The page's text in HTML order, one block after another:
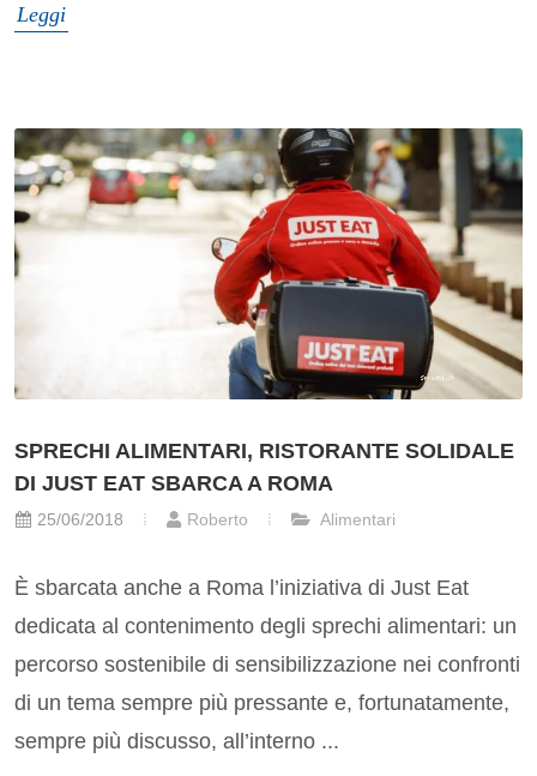
Leggi
SPRECHI ALIMENTARI, RISTORANTE SOLIDALE
DI JUST EAT SBARCA A ROMA
25/06/2018 Roberto Alimentari
È sbarcata anche a Roma l’iniziativa di Just Eat
dedicata al contenimento degli sprechi alimentari: un
percorso sostenibile di sensibilizzazione nei confronti
di un tema sempre più pressante e, fortunatamente,
sempre più discusso, all’interno ...